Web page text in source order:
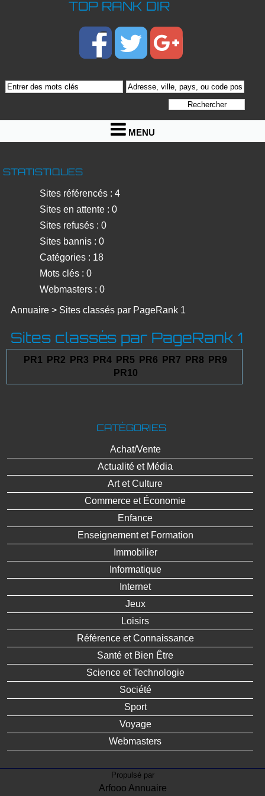
TOP RANK DIR
MENU
STATISTIQUES
Sites référencés : 4
Sites en attente : 0
Sites refusés : 0
Sites bannis : 0
Catégories : 18
Mots clés : 0
Webmasters : 0
Annuaire > Sites classés par PageRank 1
Sites classés par PageRank 1
PR1 PR2 PR3 PR4 PR5 PR6 PR7 PR8
PR9
PR10
CATÉGORIES
Achat/Vente
Actualité et Média
Art et Culture
Commerce et Économie
Enfance
Enseignement et Formation
Immobilier
Informatique
Internet
Jeux
Loisirs
Référence et Connaissance
Santé et Bien Être
Science et Technologie
Société
Sport
Voyage
Webmasters
Propulsé par
Arfooo Annuaire